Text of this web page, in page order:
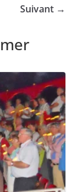
Suivant →